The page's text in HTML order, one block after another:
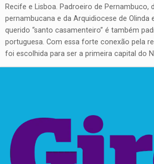
Recife e Lisboa. Padroeiro de Pernambuco,
pernambucana e da Arquidiocese de Olinda
querido “santo casamenteiro” é também
portuguesa. Com essa forte conexão pela
foi escolhida para ser a primeira capital do